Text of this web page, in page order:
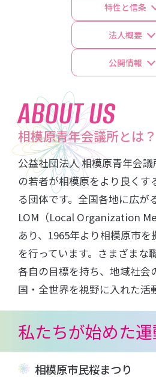
特性と信条
法人概要
公開情報
ABOUT US
相模原青年会議所とは？
公益社団法⼈ 相模原⻘年会
の若者が相模原をより良くす
る団体です。全国各地に広が
LOM（Local Organization
あり、1965年より相模原市
を⾏っています。さまざまな
各⾃の⽬標を持ち、地域社会
国・全世界を視野に⼊れた活
私たちが始めた
相模原市民桜まつり